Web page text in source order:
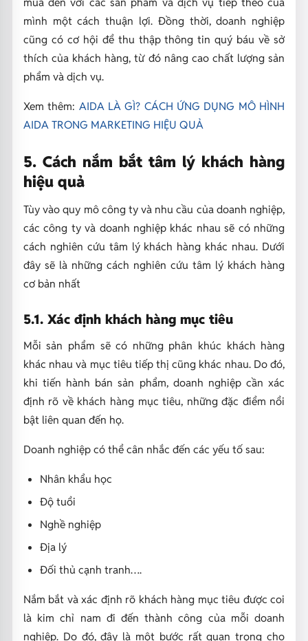
mình một cách thuận lợi. Đồng thời, doanh nghiệp
cũng có cơ hội để thu thập thông tin quý báu về sở
thích của khách hàng, từ đó nâng cao chất lượng sản
phẩm và dịch vụ.
Xem thêm: AIDA LÀ GÌ? CÁCH ỨNG DỤNG MÔ HÌNH
AIDA TRONG MARKETING HIỆU QUẢ
5. Cách nắm bắt tâm lý khách hàng
hiệu quả
Tùy vào quy mô công ty và nhu cầu của doanh nghiệp,
các công ty và doanh nghiệp khác nhau sẽ có những
cách nghiên cứu tâm lý khách hàng khác nhau. Dưới
đây sẽ là những cách nghiên cứu tâm lý khách hàng
cơ bản nhất
5.1. Xác định khách hàng mục tiêu
Mỗi sản phẩm sẽ có những phân khúc khách hàng
khác nhau và mục tiêu tiếp thị cũng khác nhau. Do đó,
khi tiến hành bán sản phẩm, doanh nghiệp cần xác
định rõ về khách hàng mục tiêu, những đặc điểm nổi
bật liên quan đến họ.
Doanh nghiệp có thể cân nhắc đến các yếu tố sau:
Nhân khẩu học
Độ tuổi
Nghề nghiệp
Địa lý
Đối thủ cạnh tranh….
Nắm bắt và xác định rõ khách hàng mục tiêu được coi
là kim chỉ nam đi đến thành công của mỗi doanh
nghiệp. Do đó, đây là một bước rất quan trọng cho